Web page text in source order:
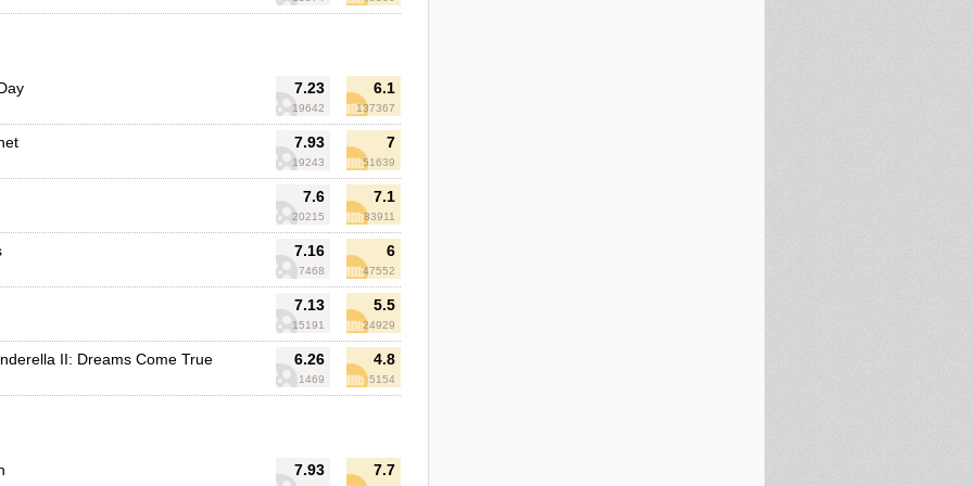
7.23
19642
6.1
137367
7.93
19243
7
51639
7.6
20215
7.1
83911
7.16
7468
6
47552
7.13
15191
5.5
24929
6.26
1469
4.8
5154
II: Dreams Come True
7.93 7.7